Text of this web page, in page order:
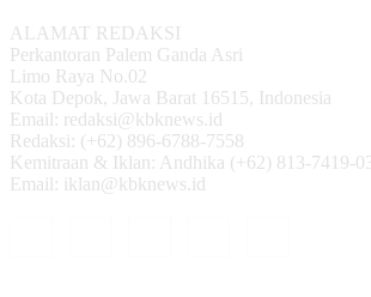
ALAMAT REDAKSI
Perkantoran Palem Ganda Asri
Limo Raya No.02
Kota Depok, Jawa Barat 16515, Indonesia
Email: redaksi@kbknews.id
Redaksi: (+62) 896-6788-7558
Kemitraan & Iklan: Andhika (+62) 813-7419-
Email: iklan@kbknews.id